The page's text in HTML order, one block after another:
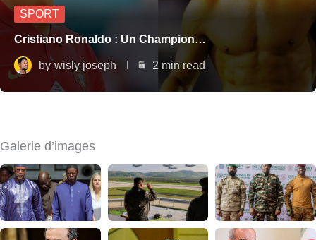
SPORT
Cristiano Ronaldo : Un Champion…
by wisly joseph 2 min read
Galerie d’images